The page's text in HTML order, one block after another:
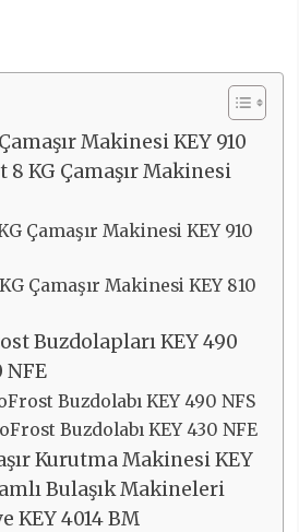
Makinesi KEY 910
8 KG Çamaşır Makinesi
Çamaşır Makinesi KEY 910
Çamaşır Makinesi KEY 810
Buzdolapları KEY 490
NFE
Buzdolabı KEY 490 NFS
Buzdolabı KEY 430 NFE
Kurutma Makinesi KEY
Bulaşık Makineleri
KEY 4014 BM